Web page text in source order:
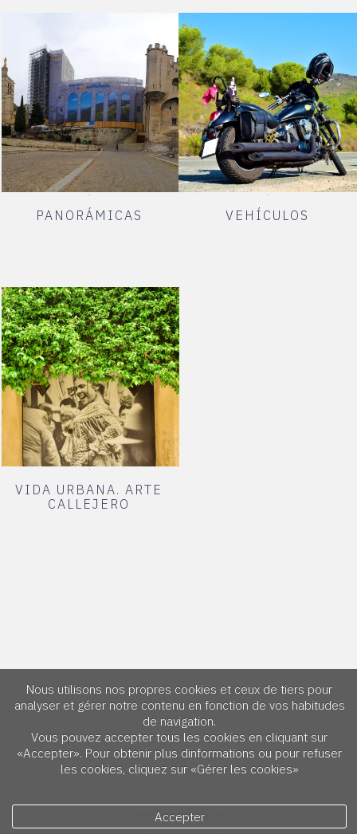
PANORÁMICAS VEHÍCULOS
VIDA URBANA. ARTE
CALLEJERO
mentions légales
Nous utilisons nos propres cookies et ceux de tiers pour
analyser et gérer notre contenu en fonction de vos habitudes
de navigation.
Vous pouvez accepter tous les cookies en cliquant sur
«Accepter». Pour obtenir plus dinformations ou pour refuser
les cookies, cliquez sur «Gérer les cookies»
Accepter